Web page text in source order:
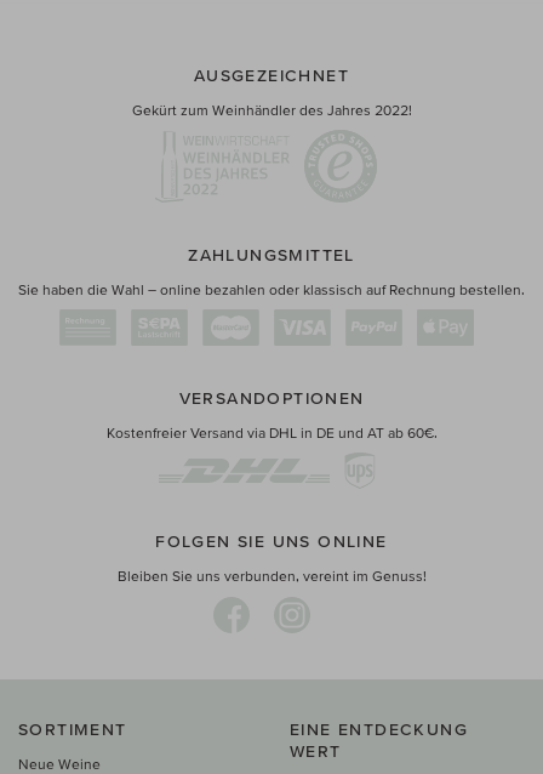
AUSGEZEICHNET
Gekürt zum Weinhändler des Jahres 2022!
ZAHLUNGSMITTEL
Sie haben die Wahl – online bezahlen oder klassisch auf Rechnung bestellen.
VERSANDOPTIONEN
Kostenfreier Versand via DHL in DE und AT ab 60€.
FOLGEN SIE UNS ONLINE
Bleiben Sie uns verbunden, vereint im Genuss!
SORTIMENT
Neue Weine
EINE ENTDECKUNG
WERT